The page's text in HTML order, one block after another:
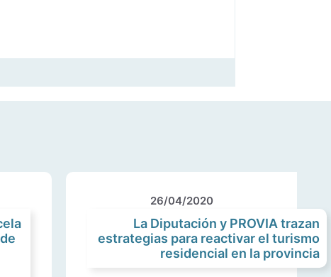
26/04/2020
La Diputación y PROVIA trazan
estrategias para reactivar el turismo
residencial en la provincia